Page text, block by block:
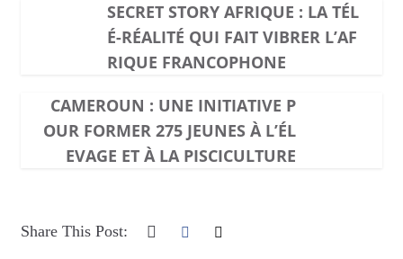
SECRET STORY AFRIQUE : LA TÉL
É-RÉALITÉ QUI FAIT VIBRER L’AF
RIQUE FRANCOPHONE
CAMEROUN : UNE INITIATIVE P
OUR FORMER 275 JEUNES À L’ÉL
EVAGE ET À LA PISCICULTURE
Share This Post: